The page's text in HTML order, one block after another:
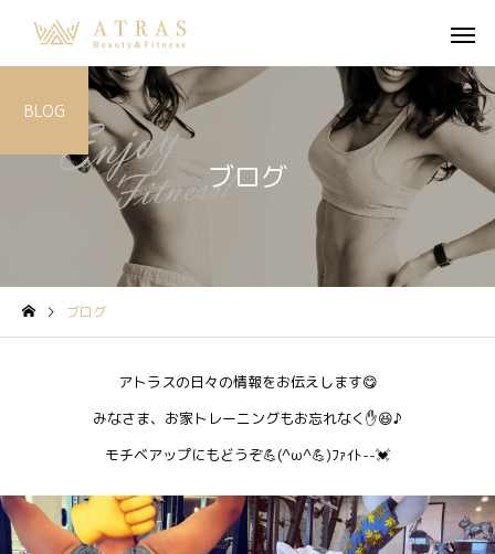
ブログ
BLOG
ブログ
アトラスの日々の情報をお伝えします😋
みなさま、お家トレーニングもお忘れなく✋😆♪
モチベアップにもどうぞ💪(^ω^💪)ﾌｧｲﾄ--💓